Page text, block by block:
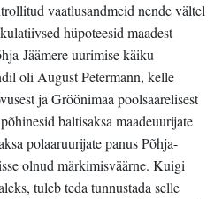
vaatlusandmeid nende vältel
hüpoteesid maadest
Jäämere uurimise käiku
oli August Petermann, kelle
ja Gröönimaa poolsaarelisest
baltisaksa maadeuurijate
polaaruurijate panus Põhja-
olnud märkimisväärne. Kuigi
tuleb teda tunnustada selle